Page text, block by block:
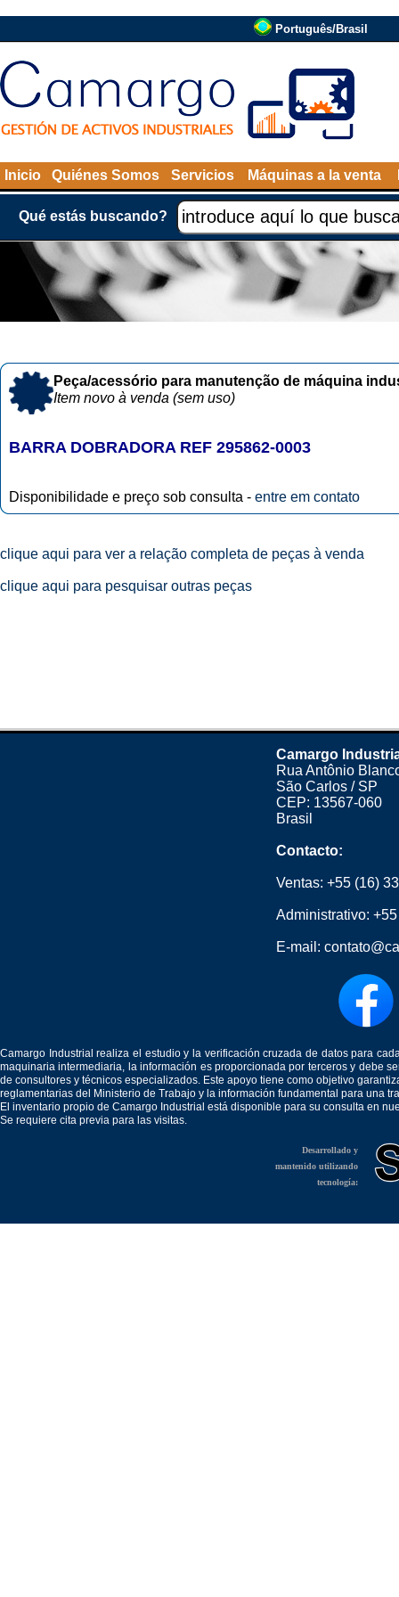
Português/Brasil
Inicio Quiénes Somos Servicios Máquinas a la venta
Qué estás buscando?
Peça/acessório para manutenção de máquina
Item novo à venda (sem uso)
BARRA DOBRADORA REF 295862-0003
Disponibilidade e preço sob consulta - entre em contato
clique aqui para ver a relação completa de peças à venda
clique aqui para pesquisar outras peças
Camargo
Rua Antônio
São Carlos / SP
CEP: 13567-060
Brasil
Contacto:
Ventas: +55 (16)
Administrativo:
E-mail:
Camargo Industrial realiza el estudio y la verificación cruzada de datos para
maquinaria intermediaria, la información es proporcionada por terceros y debe
de consultores y técnicos especializados. Este apoyo tiene como objetivo
reglamentarias del Ministerio de Trabajo y la información fundamental para una
El inventario propio de Camargo Industrial está disponible para su consulta en
Se requiere cita previa para las visitas.
Desarrollado y
mantenido utilizando
tecnología: